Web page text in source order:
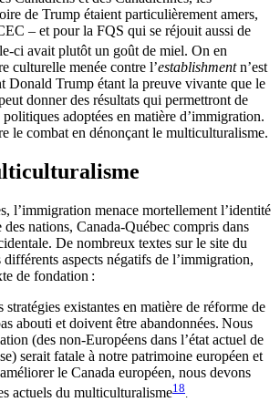
de Trump étaient particulièrement amers,
– et pour la FQS qui se réjouit aussi de
ci avait plutôt un goût de miel. On en
culturelle menée contre l’establishmentn’est
Donald Trump étant la preuve vivante que le
donner des résultats qui permettront de
adoptées en matière d’immigration.
le combat en dénonçant le multiculturalisme.
l’immigration menace mortellement l’identité
nations, Canada-Québec compris dans
De nombreux textes sur le site du
aspects négatifs de l’immigration,
de fondation :
stratégies existantes en matière de réforme de
abouti et doivent être abandonnées. Nous
(des non-Européens dans l’état actuel de
serait fatale à notre patrimoine européen et
le Canada européen, nous devons
actuels du multiculturalisme18.